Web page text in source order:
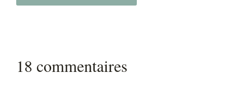
18 commentaires